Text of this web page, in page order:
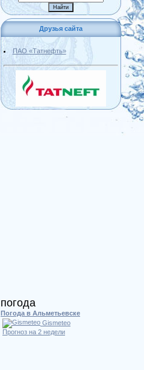
Друзья сайта
ПАО «Татнефть»
погода
Погода в Альметьевске
Gismeteo
Прогноз на 2 недели